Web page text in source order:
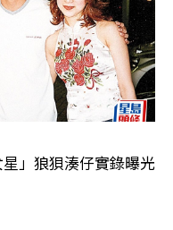
」狼狽湊仔實錄曝光